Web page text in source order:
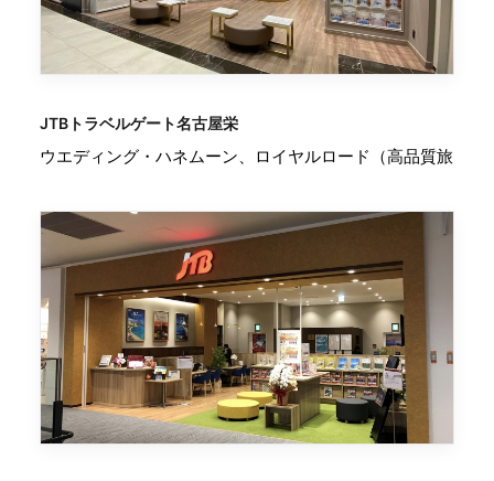
JTBトラベルゲート名古屋栄
ウエディング・ハネムーン、ロイヤルロード（高品質旅